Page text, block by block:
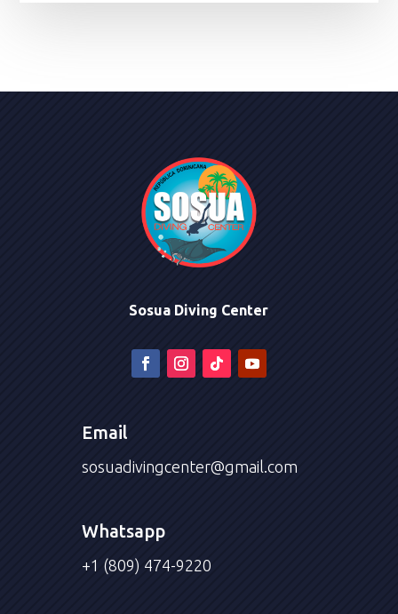
Sosua Diving Center
Email
sosuadivingcenter@gmail.com
Whatsapp
+1 (809) 474-9220